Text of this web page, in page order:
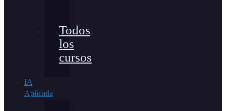
Todos
los
cursos
IA
Aplicada